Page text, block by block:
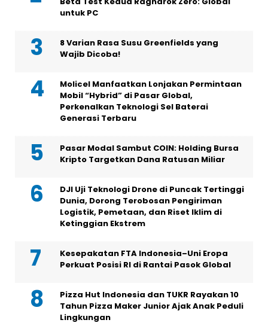
untuk PC
8 Varian Rasa Susu Greenfields yang
Wajib Dicoba!
Molicel Manfaatkan Lonjakan Permintaan
Mobil “Hybrid” di Pasar Global,
Perkenalkan Teknologi Sel Baterai
Generasi Terbaru
Pasar Modal Sambut COIN: Holding Bursa
Kripto Targetkan Dana Ratusan Miliar
DJI Uji Teknologi Drone di Puncak Tertinggi
Dunia, Dorong Terobosan Pengiriman
Logistik, Pemetaan, dan Riset Iklim di
Ketinggian Ekstrem
Kesepakatan FTA Indonesia–Uni Eropa
Perkuat Posisi RI di Rantai Pasok Global
Pizza Hut Indonesia dan TUKR Rayakan 10
Tahun Pizza Maker Junior Ajak Anak Peduli
Lingkungan